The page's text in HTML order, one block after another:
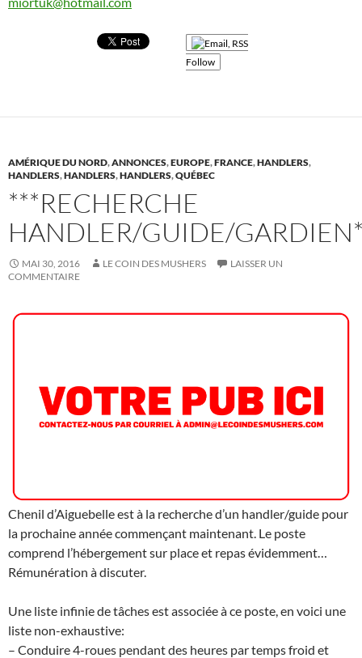
Follow
AMÉRIQUE DU NORD,ANNONCES,EUROPE,FRANCE,HANDLERS,
HANDLERS,HANDLERS,HANDLERS,QUÉBEC
***RECHERCHE
HANDLER/GUIDE/
MAI 30, 2016 LE COIN DES MUSHERS
LAISSER UN
COMMENTAIRE
Chenil d’Aiguebelle est à la recherche d’un handler/guide pour
la prochaine année commençant maintenant. Le poste
comprend l’hébergement sur place et repas évidemment…
Rémunération à discuter.
Une liste infinie de tâches est associée à ce poste, en voici une
liste non-exhaustive:
– Conduire 4-roues pendant des heures par temps froid et